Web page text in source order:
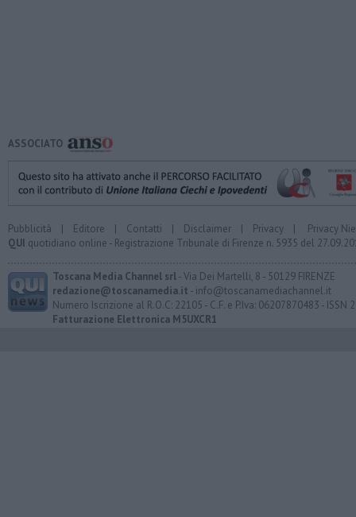
ASSOCIATO
Pubblicità | Editore | Contatti | Disclaimer | Privacy | Privacy
QUI quotidiano online - Registrazione Tribunale di Firenze n. 5935 del
Toscana Media Channel srl- Via Dei Martelli, 8 - 50129 FIRENZE
redazione@toscanamedia.it - info@toscanamediachannel.it
Numero Iscrizione al R.O.C: 22105 - C.F. e P.Iva: 06207870483 - ISSN
Fatturazione Elettronica M5UXCR1